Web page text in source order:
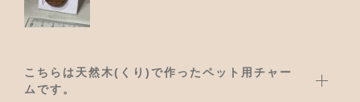
こちらは天然木(くり)で作ったペット用チャー
ムです。